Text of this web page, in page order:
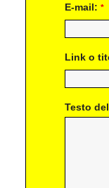
E-mail: *
Link o
Testo